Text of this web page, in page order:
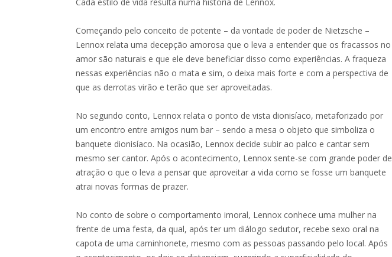
Começando pelo conceito de potente – da vontade de poder de Nietzsche –
Lennox relata uma decepção amorosa que o leva a entender que os fracassos no
amor são naturais e que ele deve beneficiar disso como experiências. A fraqueza
nessas experiências não o mata e sim, o deixa mais forte e com a perspectiva de
que as derrotas virão e terão que ser aproveitadas.
No segundo conto, Lennox relata o ponto de vista dionisíaco, metaforizado por
um encontro entre amigos num bar – sendo a mesa o objeto que simboliza o
banquete dionisíaco. Na ocasião, Lennox decide subir ao palco e cantar sem
mesmo ser cantor. Após o acontecimento, Lennox sente-se com grande poder de
atração o que o leva a pensar que aproveitar a vida como se fosse um banquete
atrai novas formas de prazer.
No conto de sobre o comportamento imoral, Lennox conhece uma mulher na
frente de uma festa, da qual, após ter um diálogo sedutor, recebe sexo oral na
capota de uma caminhonete, mesmo com as pessoas passando pelo local. Após